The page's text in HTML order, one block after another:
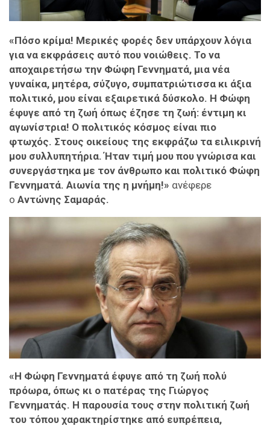
«Πόσο κρίμα! Μερικές φορές δεν υπάρχουν λόγια
για να εκφράσεις αυτό που νοιώθεις. Το να
αποχαιρετήσω την Φώφη Γεννηματά, μια νέα
γυναίκα, μητέρα, σύζυγο, συμπατριώτισσα κι άξια
πολιτικό, μου είναι εξαιρετικά δύσκολο. Η Φώφη
έφυγε από τη ζωή όπως έζησε τη ζωή: έντιμη κι
αγωνίστρια! Ο πολιτικός κόσμος είναι πιο
φτωχός. Στους οικείους της εκφράζω τα ειλικρινή
μου συλλυπητήρια. Ήταν τιμή μου που γνώρισα και
συνεργάστηκα με τον άνθρωπο και πολιτικό Φώφη
Γεννηματά. Αιωνία της η μνήμη!» ανέφερε
ο Αντώνης Σαμαράς.
«Η Φώφη Γεννηματά έφυγε από τη ζωή πολύ
πρόωρα, όπως κι ο πατέρας της Γιώργος
Γεννηματάς. H παρουσία τους στην πολιτική ζωή
του τόπου χαρακτηρίστηκε από ευπρέπεια,